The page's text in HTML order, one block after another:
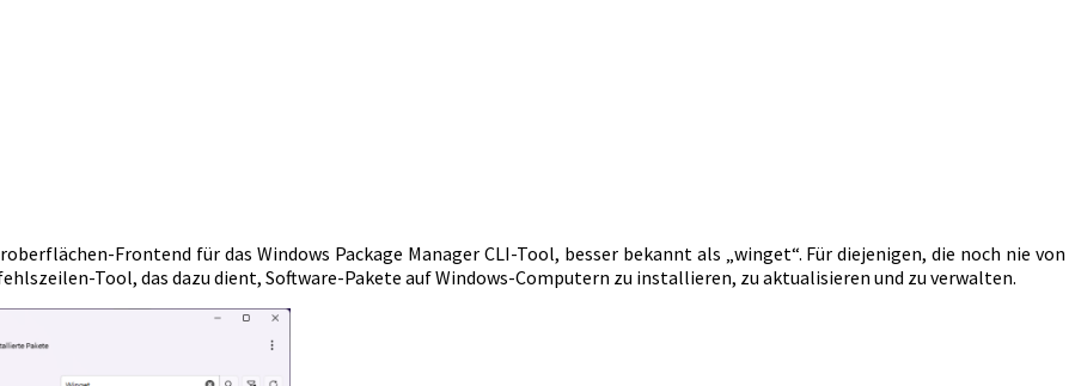
Frontend für das Windows Package Manager CLI-Tool, besser bekannt als „winget“. Für diejenigen, die noch nie von
Tool, das dazu dient, Software-Pakete auf Windows-Computern zu installieren, zu aktualisieren und zu verwalten.